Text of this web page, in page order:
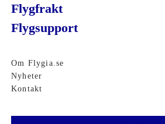
Flygfrakt
Flygsupport
Om Flygia.se
Nyheter
Kontakt